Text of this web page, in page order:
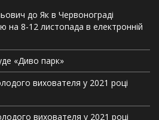
до Як в Червонограді
на 8-12 листопада в електронній
«Диво парк»
вихователя у 2021 році
вихователя у 2021 році